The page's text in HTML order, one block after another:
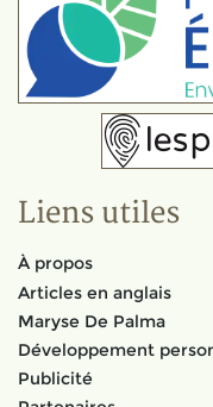
Liens utiles
À propos
Articles en anglais
Maryse De Palma
Développement
Publicité